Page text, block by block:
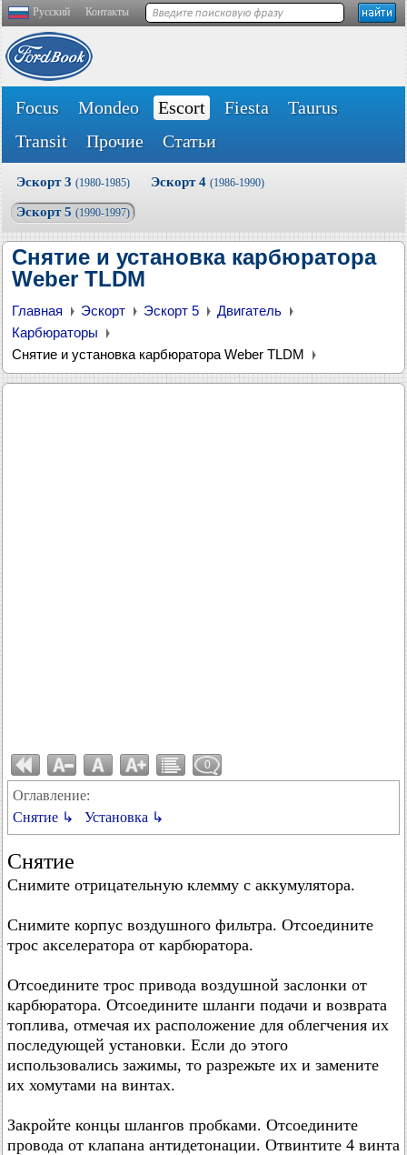
Русский Контакты
Focus Mondeo Escort Fiesta
Taurus
Transit
Прочие Статьи
Эскорт 3 (1980-1985) Эскорт 4 (1986-1990)
Эскорт 5 (1990-1997)
Снятие и установка карбюратора
Weber TLDM
Главная Эскорт Эскорт 5
Двигатель
Карбюраторы
Снятие и установка карбюратора Weber TLDM
0
Оглавление:
Снятие ↳
Установка ↳
Снятие
Снимите отрицательную клемму с аккумулятора.
Снимите корпус воздушного фильтра. Отсоедините
трос акселератора от карбюратора.
Отсоедините трос привода воздушной заслонки от
карбюратора. Отсоедините шланги подачи и возврата
топлива, отмечая их расположение для облегчения их
последующей установки. Если до этого
использовались зажимы, то разрежьте их и замените
их хомутами на винтах.
Закройте концы шлангов пробками. Отсоедините
провода от клапана антидетонации. Отвинтите 4 винта